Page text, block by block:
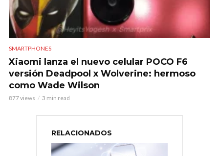
SMARTPHONES
Xiaomi lanza el nuevo celular POCO F6
versión Deadpool x Wolverine: hermoso
como Wade Wilson
877 views 3 min read
RELACIONADOS